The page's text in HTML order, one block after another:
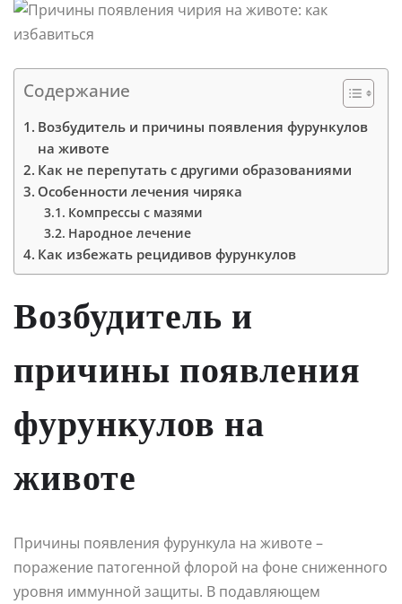
Содержание
Возбудитель и причины появления фурункулов
на животе
Как не перепутать с другими образованиями
Особенности лечения чиряка
Компрессы с мазями
Народное лечение
Как избежать рецидивов фурункулов
Возбудитель и
причины появления
фурункулов на
животе
Причины появления фурункула на животе –
поражение патогенной флорой на фоне сниженного
уровня иммунной защиты. В подавляющем